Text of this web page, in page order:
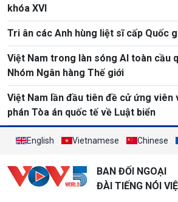
khóa XVI
Tri ân các Anh hùng liệt sĩ cấp Quốc
Việt Nam trong làn sóng AI toàn cầu
Nhóm Ngân hàng Thế giới
Việt Nam lần đầu tiên đề cử ứng viên
phán Tòa án quốc tế về Luật biển
English Vietnamese Chinese
BAN ĐỐI NGOẠI
ĐÀI TIẾNG NÓI